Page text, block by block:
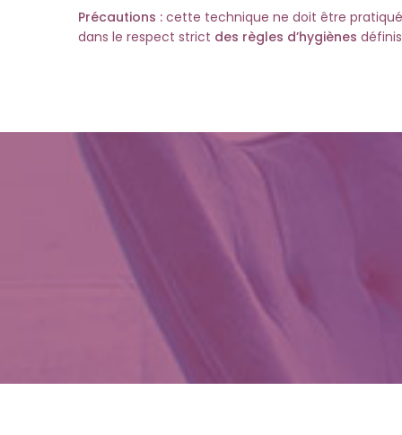
Précautions : cette technique ne doit être
dans le respect strict des règles d’hygiènes